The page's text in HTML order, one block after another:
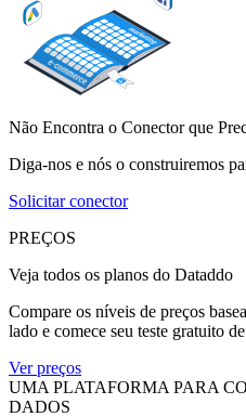
Não Encontra o Conector que
Diga-nos e nós o construiremos
Solicitar conector
PREÇOS
Veja todos os planos do Dataddo
Compare os níveis de preços
lado e comece seu teste gratuito
Ver preços
UMA PLATAFORMA PARA
DADOS